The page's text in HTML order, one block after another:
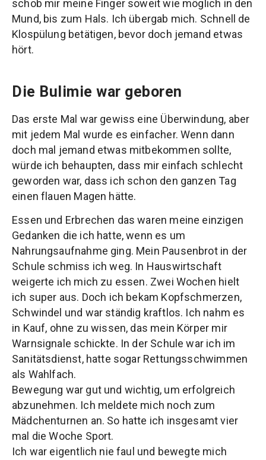
schob mir meine Finger soweit wie möglich in den
Mund, bis zum Hals. Ich übergab mich. Schnell de
Klospülung betätigen, bevor doch jemand etwas
hört.
Die Bulimie war geboren
Das erste Mal war gewiss eine Überwindung, aber
mit jedem Mal wurde es einfacher. Wenn dann
doch mal jemand etwas mitbekommen sollte,
würde ich behaupten, dass mir einfach schlecht
geworden war, dass ich schon den ganzen Tag
einen flauen Magen hätte.
Essen und Erbrechen das waren meine einzigen
Gedanken die ich hatte, wenn es um
Nahrungsaufnahme ging. Mein Pausenbrot in der
Schule schmiss ich weg. In Hauswirtschaft
weigerte ich mich zu essen. Zwei Wochen hielt
ich super aus. Doch ich bekam Kopfschmerzen,
Schwindel und war ständig kraftlos. Ich nahm es
in Kauf, ohne zu wissen, das mein Körper mir
Warnsignale schickte. In der Schule war ich im
Sanitätsdienst, hatte sogar Rettungsschwimmen
als Wahlfach.
Bewegung war gut und wichtig, um erfolgreich
abzunehmen. Ich meldete mich noch zum
Mädchenturnen an. So hatte ich insgesamt vier
mal die Woche Sport.
Ich war eigentlich nie faul und bewegte mich